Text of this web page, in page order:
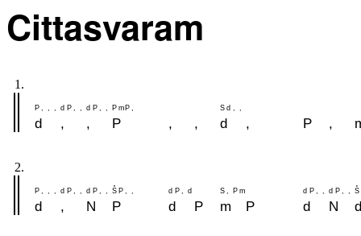
Cittasvaram
1.
P , , , d P , , d P , , P m P , S d , ,
d , , P , , d , P ,
2.
P d P d P S P d P d S P m d P d P S
d , N P d P m P d N d